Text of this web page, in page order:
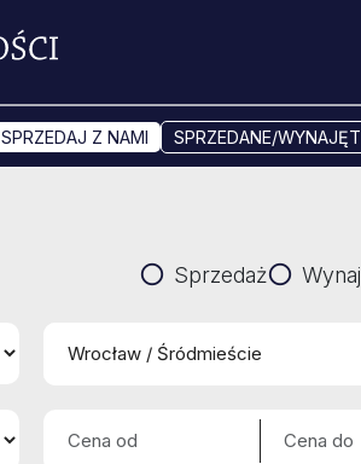
SPRZEDAJ Z NAMI SPRZEDANE/
Sprzedaż